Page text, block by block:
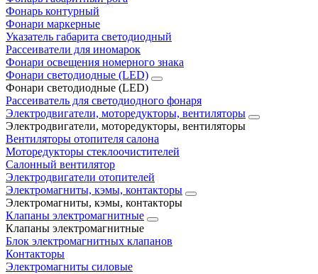
Фонарь контурный
Фонари маркерные
Указатель габарита светодиодный
Рассеиватели для иномарок
Фонари освещения номерного знака
Фонари светодиодные (LED)
Фонари светодиодные (LED)
Рассеиватель для светодиодного фонаря
Электродвигатели, моторедукторы, вентиляторы
Электродвигатели, моторедукторы, вентиляторы
Вентиляторы отопителя салона
Моторедукторы стеклоочистителей
Салонный вентилятор
Электродвигатели отопителей
Электромагниты, кэмы, контакторы
Электромагниты, кэмы, контакторы
Клапаны электромагнитные
Клапаны электромагнитные
Блок электромагнитных клапанов
Контакторы
Электромагниты силовые